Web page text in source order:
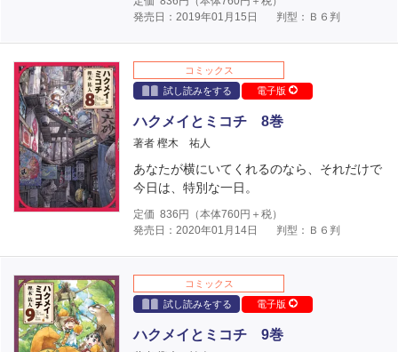
発売日：2019年01月15日
判型：Ｂ６判
コミックス
試し読みをする
電子版
ハクメイとミコチ 8巻
著者 樫木 祐人
あなたが横にいてくれるのなら、それだけで
今日は、特別な一日。
定価 836 円（本体760円＋税）
発売日：2020年01月14日
判型：Ｂ６判
コミックス
試し読みをする
電子版
ハクメイとミコチ 9巻